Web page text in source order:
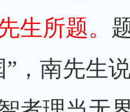
生所题。
”，南先生